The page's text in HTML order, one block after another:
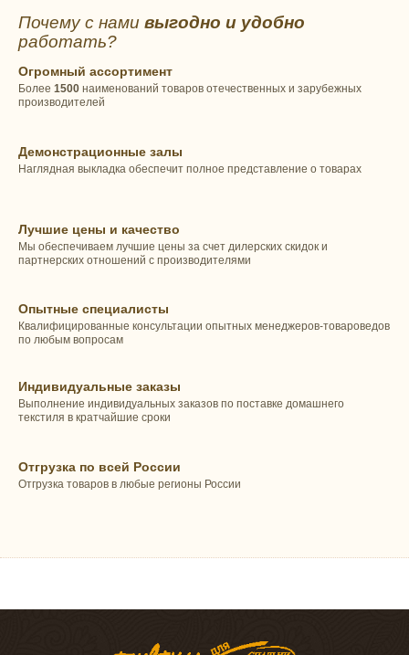
Почему с нами выгодно и удобно
работать?
Огромный ассортимент
Более 1500 наименований товаров отечественных и зарубежных
производителей
Демонстрационные залы
Наглядная выкладка обеспечит полное представление о товарах
Лучшие цены и качество
Мы обеспечиваем лучшие цены за счет дилерских скидок и
партнерских отношений с производителями
Опытные специалисты
Квалифицированные консультации опытных менеджеров-товароведов
по любым вопросам
Индивидуальные заказы
Выполнение индивидуальных заказов по поставке домашнего
текстиля в кратчайшие сроки
Отгрузка по всей России
Отгрузка товаров в любые регионы России